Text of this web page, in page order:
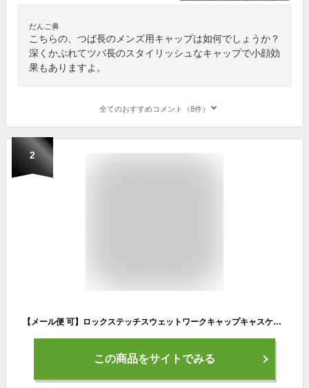
だんご鼻
こちらの、つば長のメンズ用キャップは如何でしょうか？
深くかぶれてツバ長のスタイリッシュなキャップで小顔効
果もありますよ。
全てのおすすめコメント（8件）
2
【メール便 可】ロックステッチスウェットワークキャップキャスケットツバ付きサマーニット帽子CAP 日焼けUVカット小顔効果【夏用/メンズ/レディース】◇◇【S/S】【A/W】殿堂
この商品をサイトでみる